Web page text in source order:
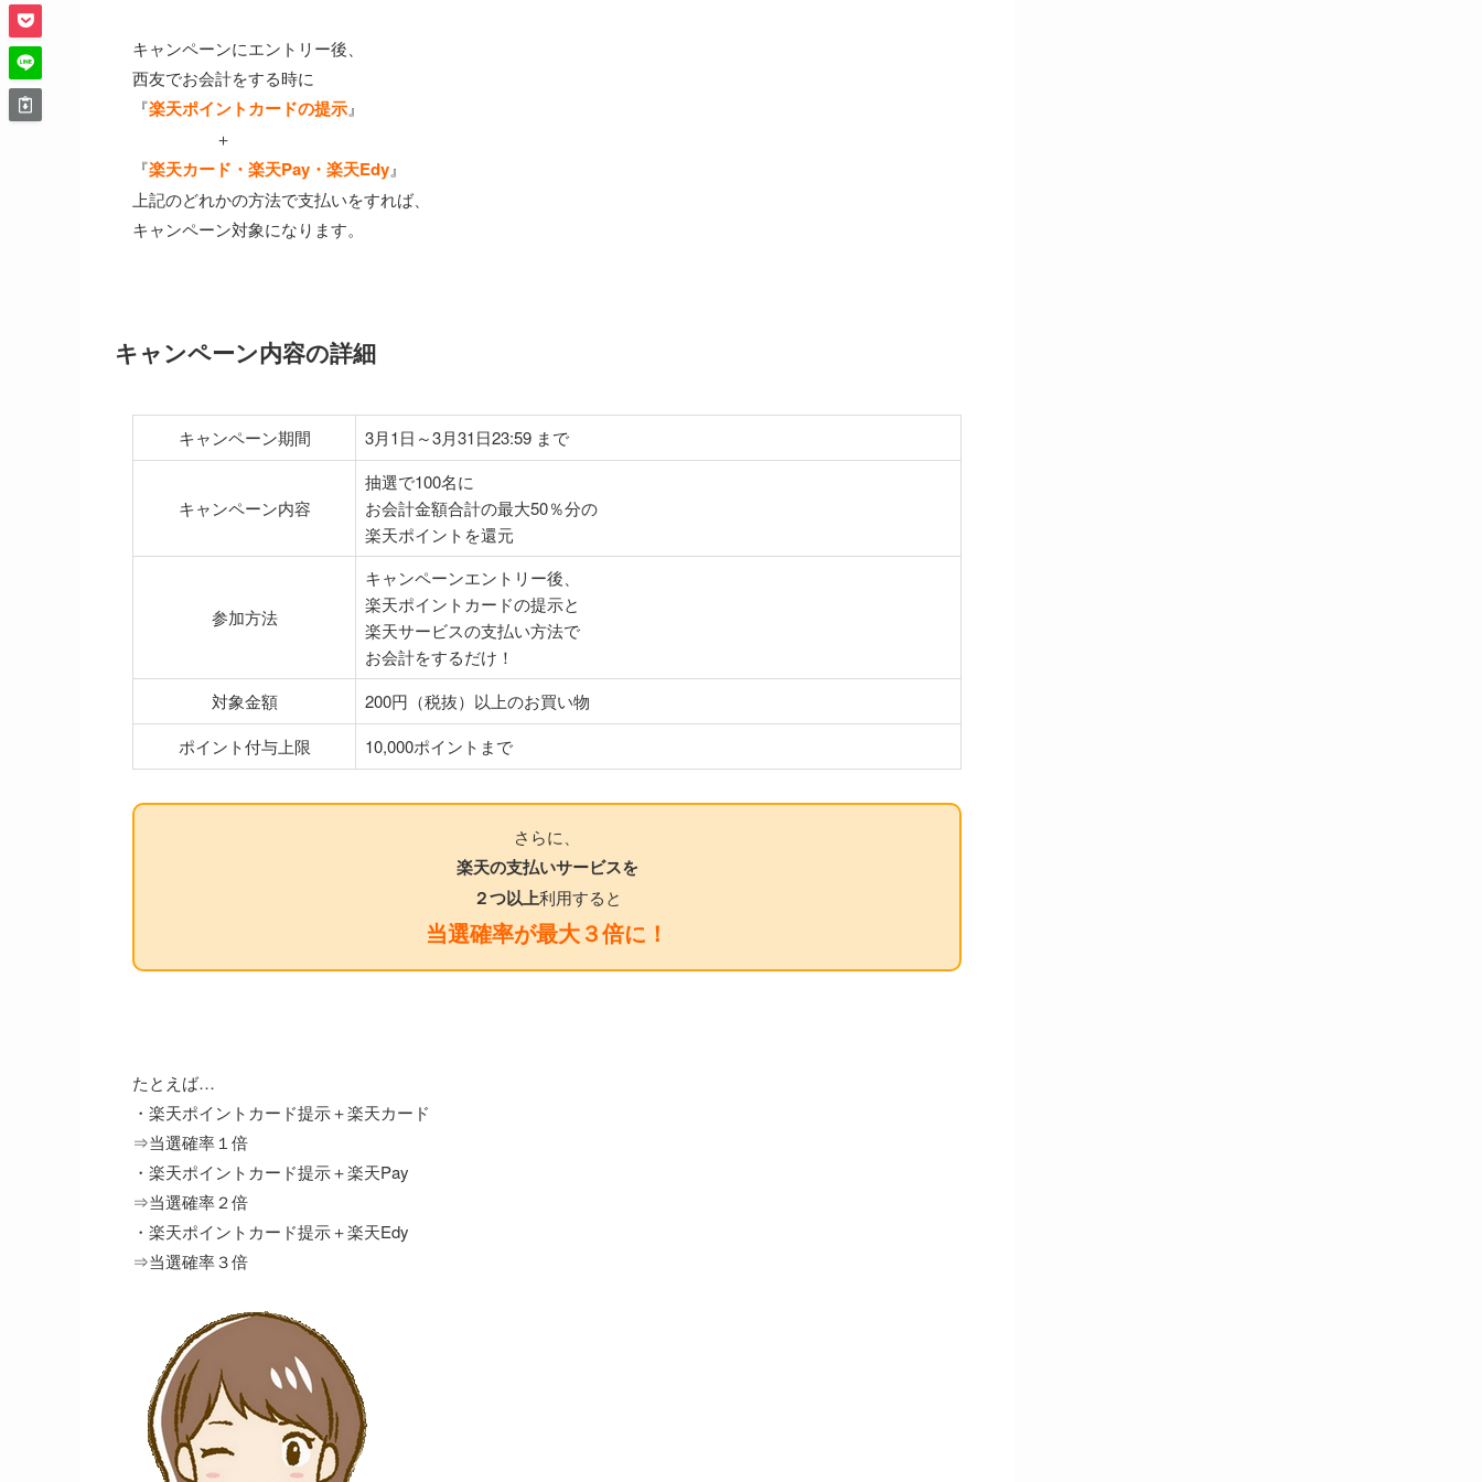
キャンペーンにエントリー後、
西友でお会計をする時に
『楽天ポイントカードの提示』
＋
『楽天カード・楽天Pay・楽天Edy』
上記のどれかの方法で支払いをすれば、
キャンペーン対象になります。
キャンペーン内容の詳細
キャンペーン期間 3月1日～3月31日23:59 まで
キャンペーン内容
抽選で100名に
お会計金額合計の最大50％分の
楽天ポイントを還元
参加方法
キャンペーンエントリー後、
楽天ポイントカードの提示と
楽天サービスの支払い方法で
お会計をするだけ！
対象金額
200円（税抜）以上のお買い物
ポイント付与上限
10,000ポイントまで
さらに、
楽天の支払いサービスを
２つ以上利用すると
当選確率が最大３倍に！
たとえば…
・楽天ポイントカード提示＋楽天カード
⇒当選確率１倍
・楽天ポイントカード提示＋楽天Pay
⇒当選確率２倍
・楽天ポイントカード提示＋楽天Edy
⇒当選確率３倍